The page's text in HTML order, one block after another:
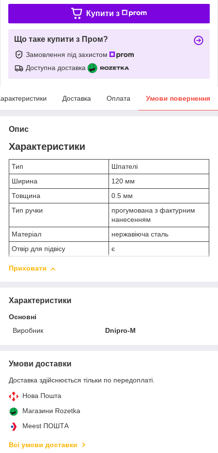
Купити з
Що таке купити з Пром?
Замовлення під захистом
Доступна доставка
Доставка Оплата Умови повернення
Опис
Характеристики
Тип
Шпателі
Ширина
120 мм
Товщина
0.5 мм
Тип ручки
прогумована з фактурним
нанесенням
Матеріал
нержавіюча сталь
Отвір для підвісу
є
Приховати
Характеристики
Основні
Виробник
Dnipro-M
Умови доставки
Доставка здійснюється тільки по передоплаті.
Нова Пошта
Магазини Rozetka
Meest ПОШТА
Всі умови доставки